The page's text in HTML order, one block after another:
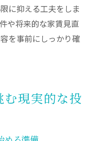
に抑える工夫をしま
や将来的な家賃見直
を事前にしっかり確
む現実的な投